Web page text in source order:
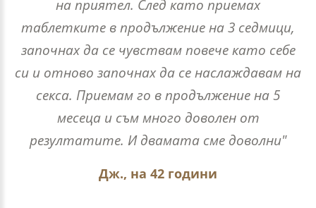
на приятел. След като приемах
таблетките в продължение на 3 седмици,
започнах да се чувствам повече като себе
си и отново започнах да се наслаждавам на
секса. Приемам го в продължение на 5
месеца и съм много доволен от
резултатите. И двамата сме доволни"
Дж., на 42 години